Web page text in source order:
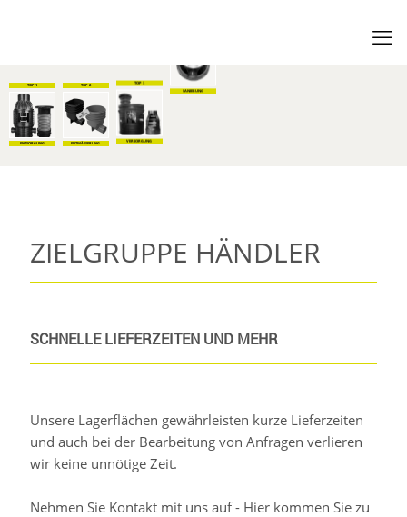
ENTSORGUNG
TOP 1
ENTWÄSSERUNG
TOP 2
VERSORGUNG
TOP 3
ZIELGRUPPE HÄNDLER
SCHNELLE LIEFERZEITEN UND MEHR
Unsere Lagerflächen gewährleisten kurze Lieferzeiten
und auch bei der Bearbeitung von Anfragen verlieren
wir keine unnötige Zeit.
Nehmen Sie Kontakt mit uns auf - Hier kommen Sie zu